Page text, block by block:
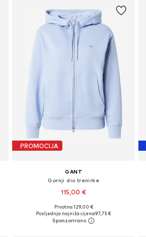
PROMOCIJA
GANT
Gornji dio trenirke
115,00 €
Dostupne veličine: XS, S, M, XL
Dodaj u košaricu
Prvotno: 129,00 €
Posljednja najniža cijena:97,75 €